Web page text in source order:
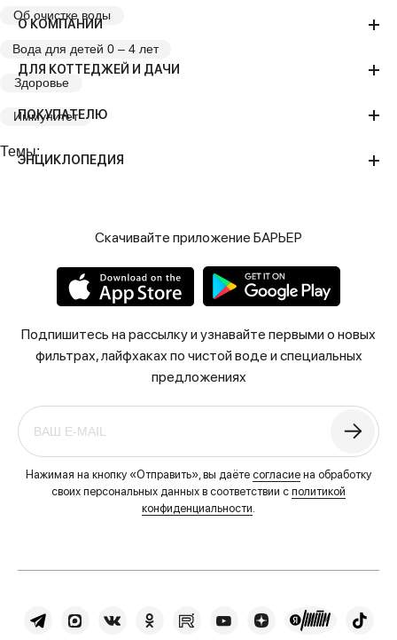
Об очистке воды
Вода для детей 0 – 4 лет
Здоровье
Иммунитет
Темы:
О КОМПАНИИ
ДЛЯ КОТТЕДЖЕЙ И ДАЧИ
ПОКУПАТЕЛЮ
ЭНЦИКЛОПЕДИЯ
Скачивайте приложение БАРЬЕР
Подпишитесь на рассылку и узнавайте первыми о новых
фильтрах, лайфхаках по чистой воде и специальных
предложениях
Нажимая на кнопку «Отправить», вы даёте согласие на обработку
своих персональных данных в соответствии с политикой
конфиденциальности.